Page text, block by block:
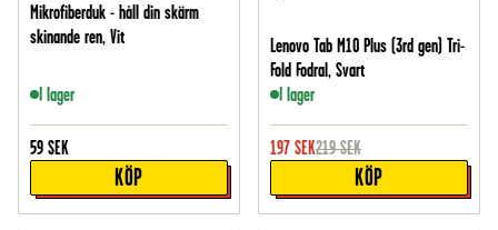
Mikrofiberduk - håll din skärm
skinande ren, Vit
I lager
59 SEK
KÖP
Lenovo Tab M10 Plus (3rd gen) Tri-
Fold Fodral, Svart
I lager
197 SEK219 SEK
KÖP